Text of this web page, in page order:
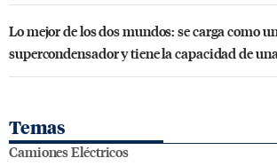
Lo mejor de los dos mundos: se carga como
supercondensador y tiene la capacidad de
Temas
Camiones Eléctricos